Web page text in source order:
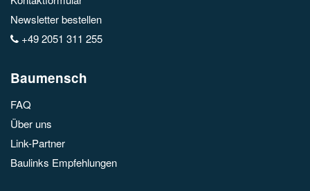
Newsletter bestellen
+49 2051 311 255
Baumensch
FAQ
Über uns
Link-Partner
Baulinks Empfehlungen